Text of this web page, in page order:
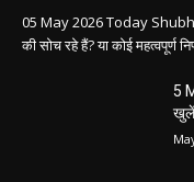
05 May 2026 Today
की सोच रहे हैं? या कोई महत्वपूर्ण
5